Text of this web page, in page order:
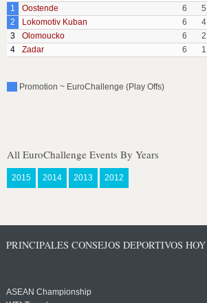
1
Oostende 6 5
2
Lokomotiv Kuban 6 4
3
Olomoucko 6 2
4
Zadar 6 1
Promotion ~ EuroChallenge (Play Offs)
All EuroChallenge Events By Years
2015 2014 2013 2012
PRINCIPALES CONSEJOS DEPORTIVOS HOY
ASEAN Championship